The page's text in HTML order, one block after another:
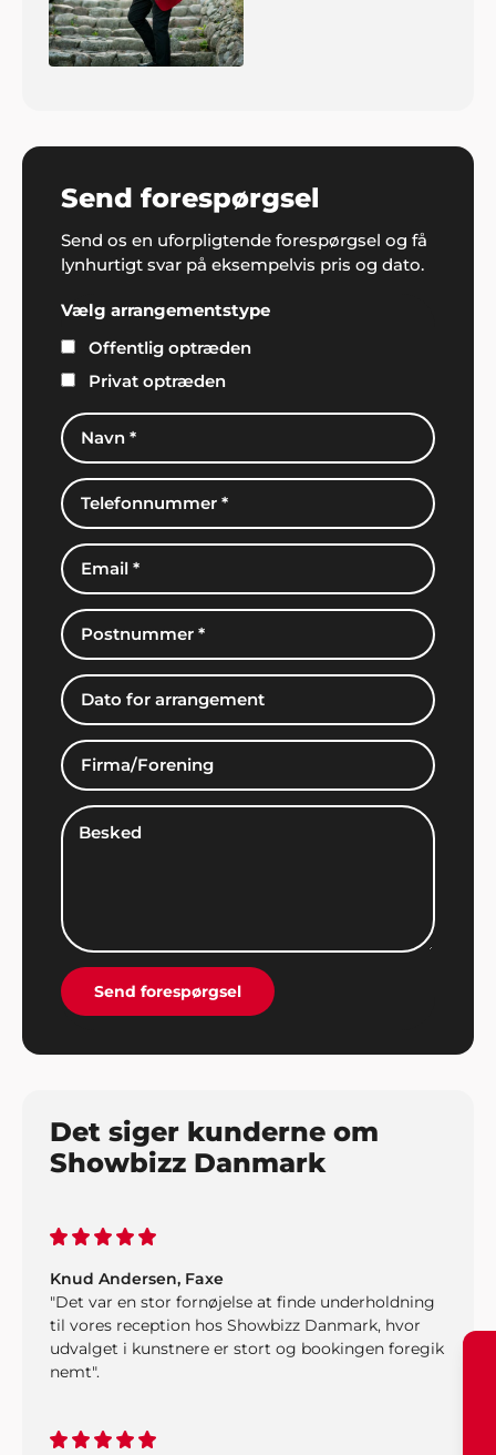
Send forespørgsel
Send os en uforpligtende forespørgsel og få
lynhurtigt svar på eksempelvis pris og dato.
Vælg arrangementstype
Offentlig optræden
Privat optræden
Send forespørgsel
Det siger kunderne om
Showbizz Danmark
Mona Jørgensen, Slimminge
"Tusind tak for super fin betjening i forbindelse
med vores store fest. Det blev et rigtig godt
arrangement"..
Karoline K. Mortensen
meget tilfredse med. Vi vender helt sikkert tilbage
til jer når en ny fest skal arrangeres".
Knud Andersen, Faxe
"Det var en stor fornøjelse at finde underholdning
til vores reception hos Showbizz Danmark, hvor
udvalget i kunstnere er stort og bookingen foregik
nemt".